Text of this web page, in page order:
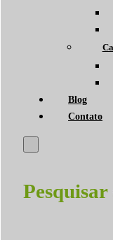
Blog
Contato
Pesquisar